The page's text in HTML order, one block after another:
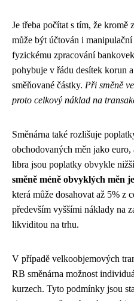
Je třeba počítat s tím, že kromě
může být účtován i
fyzickému zpracování
pohybuje v řádu desítek korun
směňované částky. Při směně
proto celkový náklad na
Směnárna také rozlišuje
obchodovaných měn jako
libra jsou poplatky obvykle
směně méně obvyklých měn
která může dosahovat až 5% z
především vyššími náklady na
likviditou na trhu.
V případě velkoobjemových
RB směnárna možnost
kurzech. Tyto podmínky jsou